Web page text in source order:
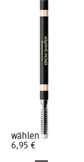
wählen
6,95 €